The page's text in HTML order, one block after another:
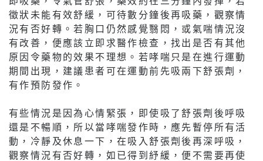
徵狀未能有效舒緩，可待數分鐘後再吸藥，觀察情
況有否好轉。若胸口仍然感覺翳悶，或氣喘情況沒
有改善，便應該立即求醫作檢查，找出是否有其他
原因令藥物的效果不理想。若哮喘只是在進行運動
期間出現，建議患者可在運動前先吸兩下舒張劑，
有作預防發作。
有些情況是因為心情緊張，即使吸了舒張劑後呼吸
還是不暢順，所以當哮喘發作時，應先暫停所有活
動，冷靜及休息一下，在吸入舒張劑後再深呼吸，
觀察情況有否好轉，如已得到紓緩，便不需要再使